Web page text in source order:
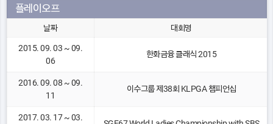
플레이오프
날짜 대회명
2015. 09. 03 ~ 09.
06
한화금융 클래식 2015
2016. 09. 08 ~ 09.
11
이수그룹 제38회 KLPGA 챔피언십
2017. 03. 17 ~ 03.